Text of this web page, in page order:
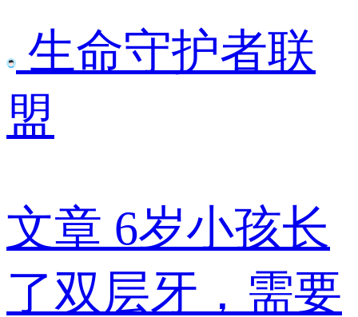
生命守护者联
盟
文章 6岁小孩长
了双层牙，需要